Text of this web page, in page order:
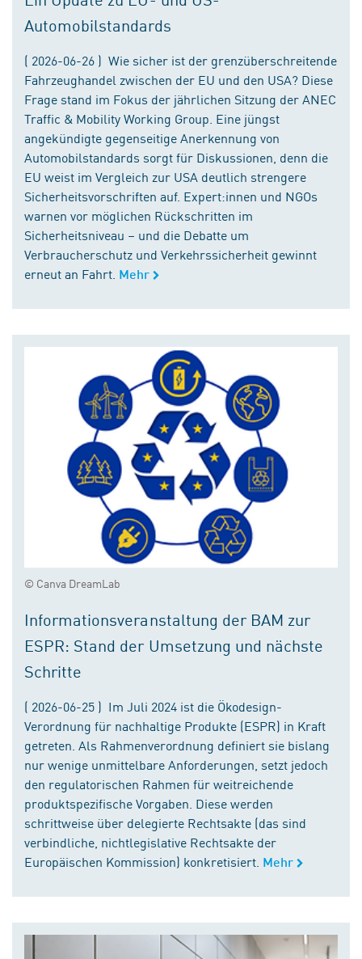
Automobilstandards
( 2026-06-26 ) Wie sicher ist der grenzüberschreitende
Fahrzeughandel zwischen der EU und den USA? Diese
Frage stand im Fokus der jährlichen Sitzung der ANEC
Traffic & Mobility Working Group. Eine jüngst
angekündigte gegenseitige Anerkennung von
Automobilstandards sorgt für Diskussionen, denn die
EU weist im Vergleich zur USA deutlich strengere
Sicherheitsvorschriften auf. Expert:innen und NGOs
warnen vor möglichen Rückschritten im
Sicherheitsniveau – und die Debatte um
Verbraucherschutz und Verkehrssicherheit gewinnt
erneut an Fahrt. Mehr
© Canva DreamLab
Informationsveranstaltung der BAM zur
ESPR: Stand der Umsetzung und nächste
Schritte
( 2026-06-25 ) Im Juli 2024 ist die Ökodesign-
Verordnung für nachhaltige Produkte (ESPR) in Kraft
getreten. Als Rahmenverordnung definiert sie bislang
nur wenige unmittelbare Anforderungen, setzt jedoch
den regulatorischen Rahmen für weitreichende
produktspezifische Vorgaben. Diese werden
schrittweise über delegierte Rechtsakte (das sind
verbindliche, nichtlegislative Rechtsakte der
Europäischen Kommission) konkretisiert. Mehr